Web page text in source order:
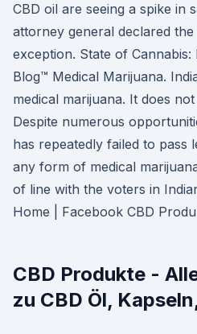
CBD oil are seeing a spike in
attorney general declared
exception. State of Cannabis:
Blog™ Medical Marijuana.
medical marijuana. It does
Despite numerous
has repeatedly failed to pass
any form of medical
of line with the voters in
Home | Facebook CBD
CBD Produkte -
zu CBD Öl,